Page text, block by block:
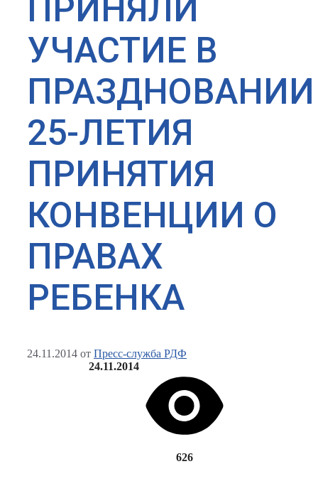
ПРИНЯЛИ
УЧАСТИЕ В
ПРАЗДНОВАНИИ
25-ЛЕТИЯ
ПРИНЯТИЯ
КОНВЕНЦИИ О
ПРАВАХ
РЕБЕНКА
24.11.2014 от Пресс-служба РДФ
24.11.2014
626